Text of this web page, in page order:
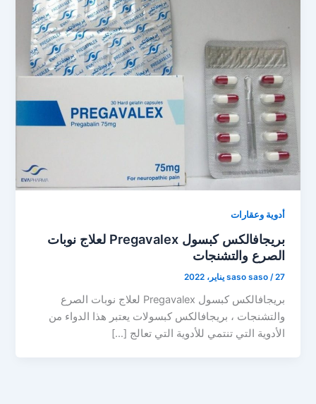
أدوية وعقارات
بريجافالكس كبسول Pregavalex لعلاج نوبات
الصرع والتشنجات
saso saso /27 يناير، 2022
بريجافالكس كبسول Pregavalex لعلاج نوبات الصرع
والتشنجات ، بريجافالكس كبسولات يعتبر هذا الدواء من
الأدوية التي تنتمي للأدوية التي تعالج […]